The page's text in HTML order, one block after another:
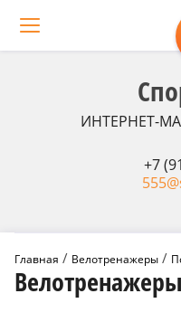
+7
ИНТЕРНЕТ-
Главная / Велотренажеры /